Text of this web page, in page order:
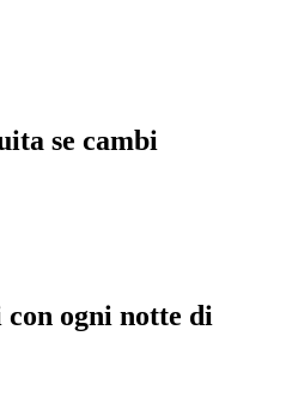
se cambi
ogni notte di